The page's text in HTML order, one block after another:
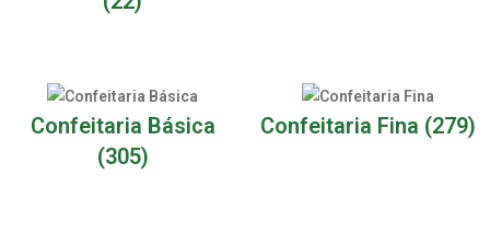
Confeitaria Básica
(305)
Confeitaria Fina (279)